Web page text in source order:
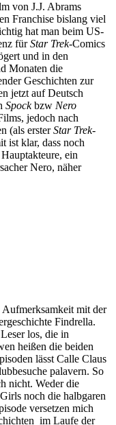
von J.J. Abrams
Franchise bislang viel
hat man beim US-
fürStar Trek-Comics
und in den
Monaten die
Geschichten zur
jetzt auf Deutsch
Spockbzw Nero
jedoch nach
(als ersterStar Trek-
ist klar, dass noch
ein
Nero, näher
Aufmerksamkeit mit der
Findrella.
los, die in
heißen die beiden
lässt Calle Claus
palavern. So
nicht. Weder die
noch die halbgaren
versetzen mich
im Laufe der